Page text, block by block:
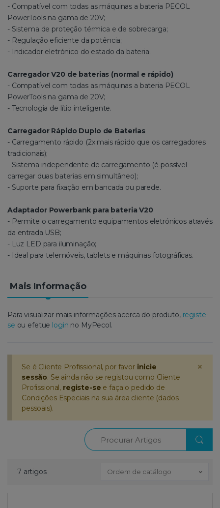
- Compatível com todas as máquinas a bateria PECOL
PowerTools na gama de 20V;
- Sistema de proteção térmica e de sobrecarga;
- Regulação eficiente da potência;
- Indicador eletrónico do estado da bateria.
Carregador V20 de baterias (normal e rápido)
- Compatível com todas as máquinas a bateria PECOL
PowerTools na gama de 20V;
- Tecnologia de lítio inteligente.
Carregador Rápido Duplo de Baterias
- Carregamento rápido (2x mais rápido que os carregadores
tradicionais);
- Sistema independente de carregamento (é possível
carregar duas baterias em simultâneo);
- Suporte para fixação em bancada ou parede.
Adaptador Powerbank para bateria V20
- Permite o carregamento equipamentos eletrónicos através
da entrada USB;
- Luz LED para iluminação;
- Ideal para telemóveis, tablets e máquinas fotográficas.
Mais Informação
Para visualizar mais informações acerca do produto, registe-
se ou efetue login no MyPecol.
×
Se é Cliente Profissional, por favor inicie
sessão. Se ainda não se registou como Cliente
Profissional, registe-se e faça o pedido de
Condições Especiais na sua área cliente (dados
pessoais).
Procurar
7 artigos Ordem de catálogo